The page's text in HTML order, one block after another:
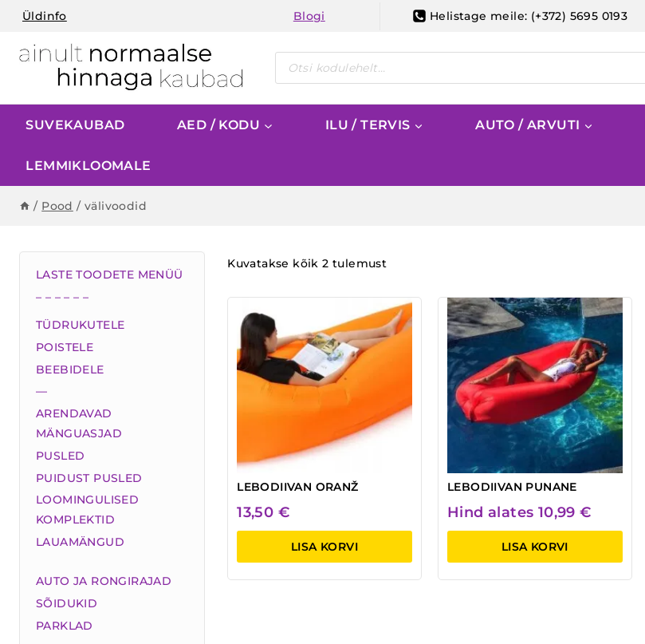
Skip
content
Üldinfo Blogi Helistage meile: (+372) 5695 0193
Products
search
SUVEKAUBAD AED / KODU ILU / TERVIS AUTO / ARVUTI
LEMMIKLOOMALE
/ Pood / välivoodid
Kuvatakse kõik 2 tulemust
LEBODIIVAN ORANŽ
13,50 €
LISA KORVI
LEBODIIVAN PUNANE
Hind alates 10,99€
LISA KORVI
LASTE TOODETE MENÜÜ
– – – – – –
TÜDRUKUTELE
POISTELE
BEEBIDELE
—
ARENDAVAD
MÄNGUASJAD
PUSLED
PUIDUST PUSLED
LOOMINGULISED
KOMPLEKTID
LAUAMÄNGUD
AUTO JA RONGIRAJAD
SÕIDUKID
PARKLAD